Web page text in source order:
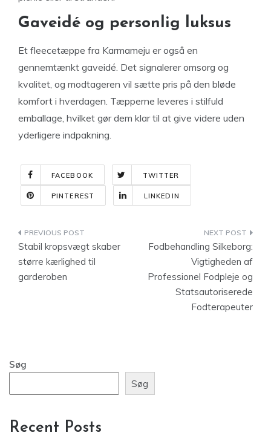
Gaveidé og personlig luksus
Et fleecetæppe fra Karmameju er også en
gennemtænkt gaveidé. Det signalerer omsorg og
kvalitet, og modtageren vil sætte pris på den bløde
komfort i hverdagen. Tæpperne leveres i stilfuld
emballage, hvilket gør dem klar til at give videre uden
yderligere indpakning.
FACEBOOK TWITTER
PINTEREST LINKEDIN
Indlægsnavigation
Stabil kropsvægt skaber
større kærlighed til
garderoben
Fodbehandling Silkeborg:
Vigtigheden af
Professionel Fodpleje og
Statsautoriserede
Fodterapeuter
Søg
Søg
Recent Posts